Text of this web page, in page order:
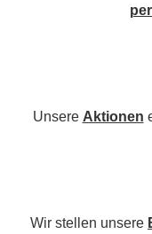
Unsere Aktionen
Wir stellen unsere